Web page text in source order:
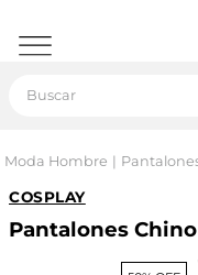
Moda Hombre
COSPLAY
Pantalones